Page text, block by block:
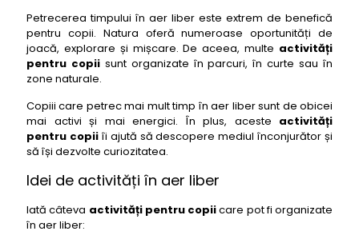
Petrecerea timpului în aer liber este extrem de benefică
pentru copii. Natura oferă numeroase oportunități de
joacă, explorare și mișcare. De aceea, multe activități
pentru copiisunt organizate în parcuri, în curte sau în
zone naturale.
Copiii care petrec mai mult timp în aer liber sunt de obicei
mai activi și mai energici. În plus, aceste activități
pentru copiiîi ajută să descopere mediul înconjurător și
să își dezvolte curiozitatea.
Idei de activități în aer liber
Iată câteva activități pentru copiicare pot fi organizate
în aer liber: